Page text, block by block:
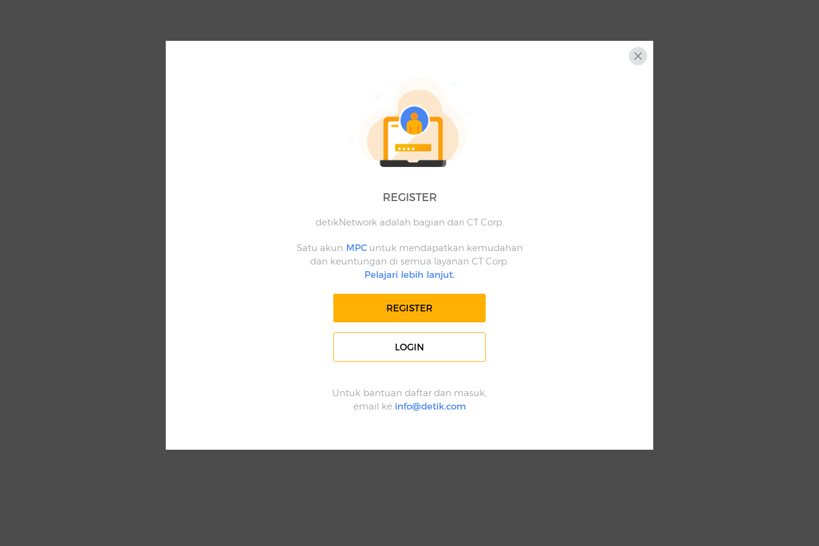
REGISTER
detikNetwork adalah bagian dari CT Corp.
Satu akun MPCuntuk mendapatkan kemudahan
dan keuntungan di semua layanan CT Corp.
Pelajari lebih lanjut.
REGISTER
LOGIN
Untuk bantuan daftar dan masuk,
email ke info@detik.com